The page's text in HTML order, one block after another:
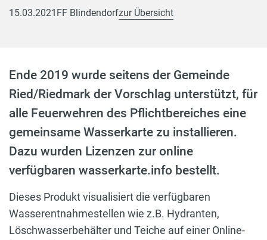
15.03.2021 FF Blindendorfzur Übersicht
Ende 2019 wurde seitens der Gemeinde
Ried/Riedmark der Vorschlag unterstützt, für
alle Feuerwehren des Pflichtbereiches eine
gemeinsame Wasserkarte zu installieren.
Dazu wurden Lizenzen zur online
verfügbaren wasserkarte.info bestellt.
Dieses Produkt visualisiert die verfügbaren
Wasserentnahmestellen wie z.B. Hydranten,
Löschwasserbehälter und Teiche auf einer Online-